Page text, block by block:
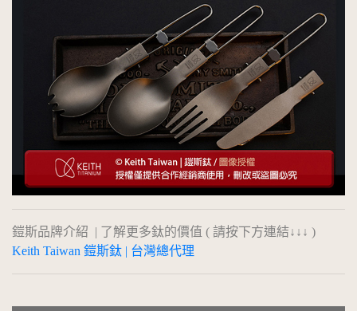
鎧斯品牌介紹 | 了解更多鈦的價值 ( 請按下方連結↓↓↓ )
Keith Taiwan 鎧斯鈦 | 台灣總代理